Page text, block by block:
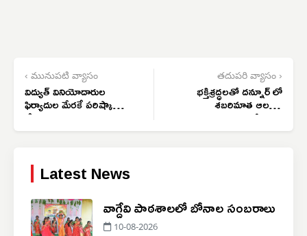
‹ మునుపటి వ్యాసం
విద్యుత్ వినియోదారుల
ఫిర్యాదుల మేరకే పరిష్కార
వేదిక
తదుపరి వ్యాసం ›
భక్తిశ్రద్ధలతో దన్నూర్ లో
శబరిమాత ఆలయ
వార్షికోత్సవం
Latest News
వాగ్దేవి పాఠశాలలో బోనాల సంబరాలు
10-08-2026